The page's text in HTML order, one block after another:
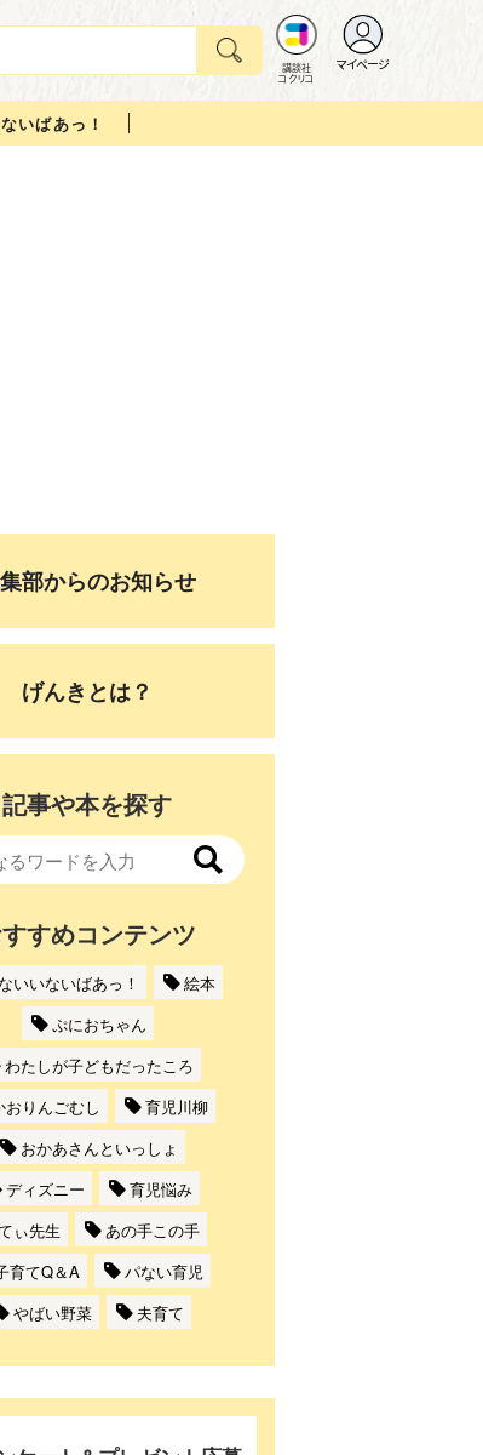
講談社
コクリコ
マイページ
いばあっ！
部からのお知らせ
げんきとは？
記事や本を探す
すめコンテンツ
いいないばあっ！
絵本
ぷにおちゃん
わたしが子どもだったころ
おりんごむし
育児川柳
おかあさんといっしょ
ディズニー
育児悩み
ぃ先生
あの手この手
育てQ＆A
パない育児
やばい野菜
夫育て